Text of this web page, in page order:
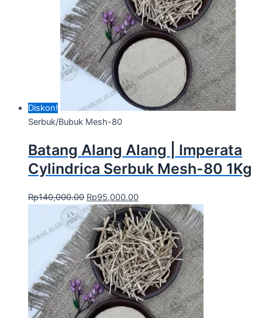
Diskon!
Serbuk/Bubuk Mesh-80
Batang Alang Alang | Imperata
Cylindrica Serbuk Mesh-80 1Kg
Rp140,000.00 Rp95,000.00